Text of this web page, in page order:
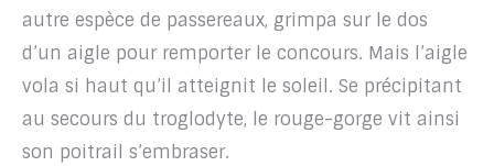
autre espèce de passereaux, grimpa sur le dos
d’un aigle pour remporter le concours. Mais l’aigle
vola si haut qu’il atteignit le soleil. Se précipitant
au secours du troglodyte, le rouge-gorge vit ainsi
son poitrail s’embraser.